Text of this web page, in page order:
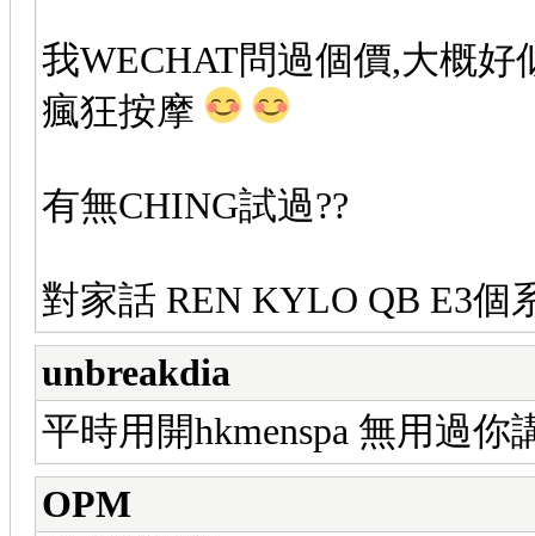
我WECHAT問過個價,大概好
瘋狂按摩
有無CHING試過??
對家話 REN KYLO QB E3個
unbreakdia
平時用開hkmenspa 無用過你
OPM